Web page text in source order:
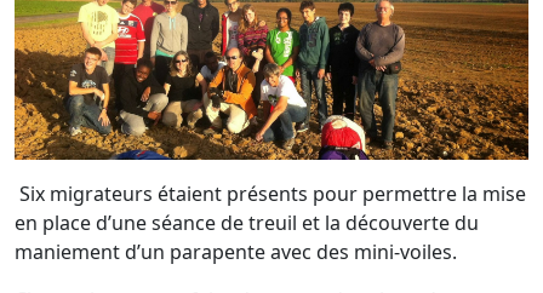
Six migrateurs étaient présents pour permettre la mise
en place d’une séance de treuil et la découverte du
maniement d’un parapente avec des mini-voiles.